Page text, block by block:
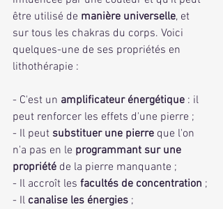
être utilisé de manière universelle, et
sur tous les chakras du corps. Voici
quelques-une de ses propriétés en
lithothérapie :
- C'est un amplificateur énergétique : il
peut renforcer les effets d'une pierre ;
- Il peut substituer une pierre que l'on
n'a pas en le programmant sur une
propriété de la pierre manquante ;
- Il accroît les facultés de concentration ;
- Il canalise les énergies ;